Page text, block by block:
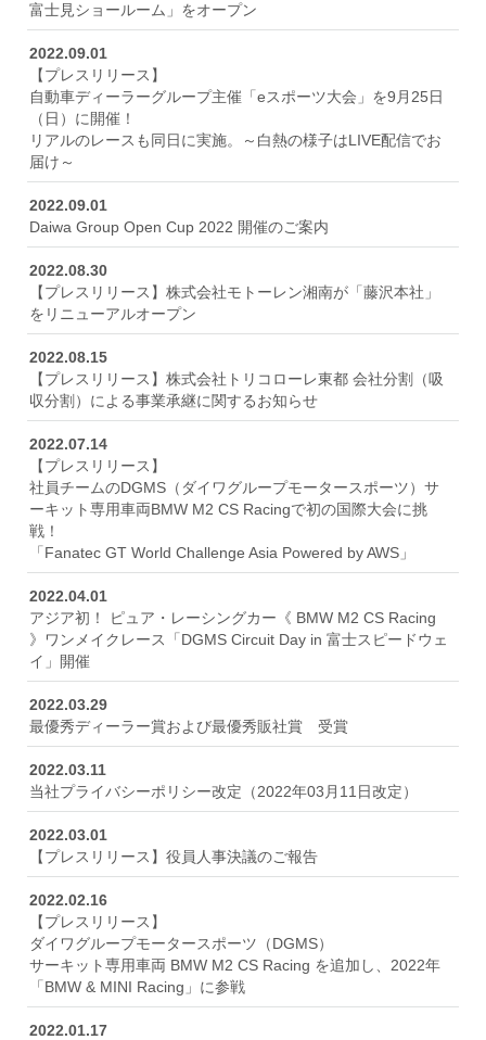
富士見ショールーム」をオープン
2022.09.01
【プレスリリース】
自動車ディーラーグループ主催「eスポーツ大会」を9月25日
（日）に開催！
リアルのレースも同日に実施。～白熱の様子はLIVE配信でお
届け～
2022.09.01
Daiwa Group Open Cup 2022 開催のご案内
2022.08.30
【プレスリリース】株式会社モトーレン湘南が「藤沢本社」
をリニューアルオープン
2022.08.15
【プレスリリース】株式会社トリコローレ東都 会社分割（吸
収分割）による事業承継に関するお知らせ
2022.07.14
【プレスリリース】
社員チームのDGMS（ダイワグループモータースポーツ）サ
ーキット専用車両BMW M2 CS Racingで初の国際大会に挑
戦！
「Fanatec GT World Challenge Asia Powered by AWS」
2022.04.01
アジア初！ ピュア・レーシングカー《 BMW M2 CS Racing
》ワンメイクレース「DGMS Circuit Day in 富士スピードウェ
イ」開催
2022.03.29
最優秀ディーラー賞および最優秀販社賞 受賞
2022.03.11
当社プライバシーポリシー改定（2022年03月11日改定）
2022.03.01
【プレスリリース】役員人事決議のご報告
2022.02.16
【プレスリリース】
ダイワグループモータースポーツ（DGMS）
サーキット専用車両 BMW M2 CS Racing を追加し、2022年
「BMW & MINI Racing」に参戦
2022.01.17